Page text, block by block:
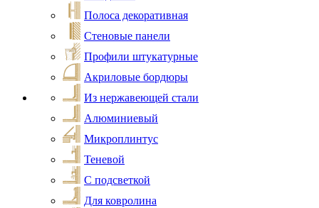
Полоса декоративная
Стеновые панели
Профили штукатурные
Акриловые бордюры
Из нержавеющей стали
Алюминиевый
Микроплинтус
Теневой
С подсветкой
Для ковролина